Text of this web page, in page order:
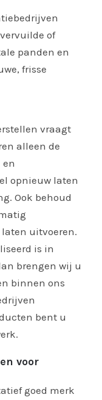
of
panden en
frisse
vraagt
alleen de
en
opnieuw laten
Ook behoud
uitvoeren.
is in
brengen wij u
binnen ons
bent u
voor
goed merk